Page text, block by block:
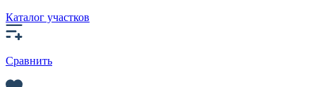
Каталог участков
Сравнить